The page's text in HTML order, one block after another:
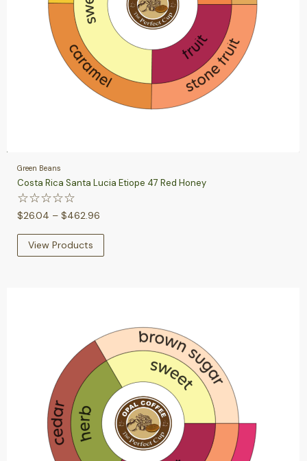
Green Beans
Costa Rica Santa Lucia Etiope 47 Red Honey
☆☆☆☆☆
$26.04 – $462.96
View Products